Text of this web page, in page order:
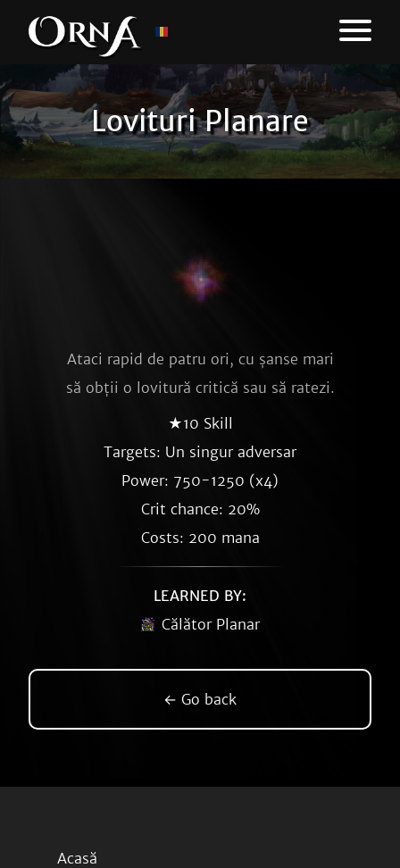
Lovituri Planare
Ataci rapid de patru ori, cu șanse mari
să obții o lovitură critică sau să ratezi.
★10 Skill
Targets: Un singur adversar
Power: 750-1250 (x4)
Crit chance: 20%
Costs: 200 mana
LEARNED BY:
Călător Planar
← Go back
Acasă